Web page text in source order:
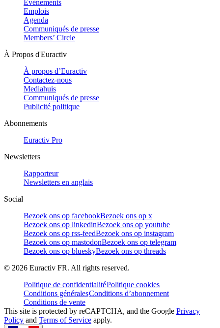
Evénements
Emplois
Agenda
Communiqués de presse
Members’ Circle
À Propos d'Euractiv
À propos d’Euractiv
Contactez-nous
Mediahuis
Communiqués de presse
Publicité politique
Abonnements
Euractiv Pro
Newsletters
Rapporteur
Newsletters en anglais
Social
Bezoek ons op facebookBezoek ons op x
Bezoek ons op linkedinBezoek ons op youtube
Bezoek ons op rss-feedBezoek ons op instagram
Bezoek ons op mastodonBezoek ons op telegram
Bezoek ons op blueskyBezoek ons op threads
© 2026 Euractiv FR. All rights reserved.
Politique de confidentialitéPolitique cookies
Conditions généralesConditions d’abonnement
Conditions de vente
This site is protected by reCAPTCHA, and the Google Privacy
Policy and Terms of Service apply.